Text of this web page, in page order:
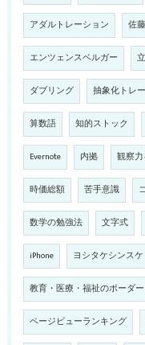
アダルトレーション 佐
エンツェンスベルガー
ダブリング 抽象化トレ
算数語 知的ストック
Evernote 内拠 観察
時価総額 苦手意識
数学の勉強法 文字式
iPhone ヨシタケシンスケ
教育・医療・福祉のボーダ
ページビューランキング